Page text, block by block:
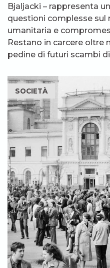
Bjaljacki – rappresenta
questioni complesse
umanitaria e
Restano in carcere oltre
pedine di futuri scambi
SOCIETÀ